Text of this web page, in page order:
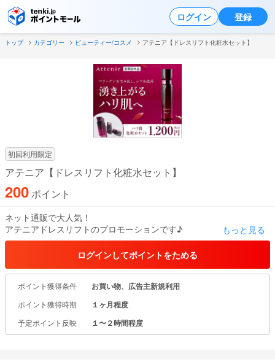
ログイン 登録
トップ カテゴリー ビューティー/コスメ アテニア【ドレスリフト化粧水セット】
初回利用限定
アテニア【ドレスリフト化粧水セット】
200ポイント
ネット通販で大人気！
アテニアドレスリフトのプロモーションです♪
※2023年9月にリニューアルし、「医薬部外品」になりました！（洗
コラーゲンを生み出し、シワを改善
湧き上がるハリ肌へ
◆薬用エイジングケアライン◆
ドレスリフト 化粧水セット
もっと見る
ログインしてポイントをためる
ポイント獲得条件 お買い物、広告主新規利用
ポイント獲得時期 １ヶ月程度
予定ポイント反映 １〜２時間程度